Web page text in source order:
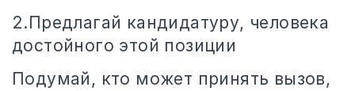
2.Предлагай кандидатуру, человека
достойного этой позиции
Подумай, кто может принять вызов,